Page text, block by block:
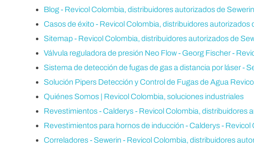
Blog - Revicol Colombia, distribuidores autorizados de
Casos de éxito - Revicol Colombia, distribuidores autorizados
Sitemap - Revicol Colombia, distribuidores autorizados de
Válvula reguladora de presión Neo Flow - Georg Fischer -
Sistema de detección de fugas de gas a distancia por láser -
Solución Pipers Detección y Control de Fugas de Agua
Quiénes Somos | Revicol Colombia, soluciones industriales
Revestimientos - Calderys - Revicol Colombia, distribuidores
Revestimientos para hornos de inducción - Calderys -
Correladores - Sewerin - Revicol Colombia, distribuidores